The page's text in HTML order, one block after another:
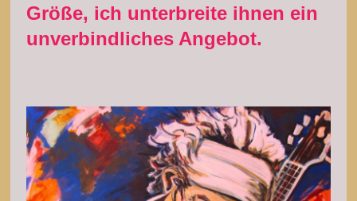
Größe, ich unterbreite ihnen ein
unverbindliches Angebot.